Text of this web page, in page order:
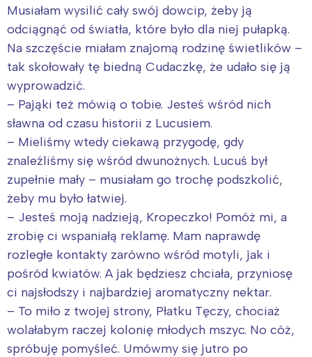
Musiałam wysilić cały swój dowcip, żeby ją
odciągnąć od światła, które było dla niej pułapką.
Na szczęście miałam znajomą rodzinę świetlików –
tak skołowały tę biedną Cudaczkę, że udało się ją
wyprowadzić.
– Pająki też mówią o tobie. Jesteś wśród nich
sławna od czasu historii z Lucusiem.
– Mieliśmy wtedy ciekawą przygodę, gdy
znaleźliśmy się wśród dwunożnych. Lucuś był
zupełnie mały – musiałam go trochę podszkolić,
żeby mu było łatwiej.
– Jesteś moją nadzieją, Kropeczko! Pomóż mi, a
zrobię ci wspaniałą reklamę. Mam naprawdę
rozległe kontakty zarówno wśród motyli, jak i
pośród kwiatów. A jak będziesz chciała, przyniosę
ci najsłodszy i najbardziej aromatyczny nektar.
– To miło z twojej strony, Płatku Tęczy, chociaż
wolałabym raczej kolonię młodych mszyc. No cóż,
spróbuję pomyśleć. Umówmy się jutro po